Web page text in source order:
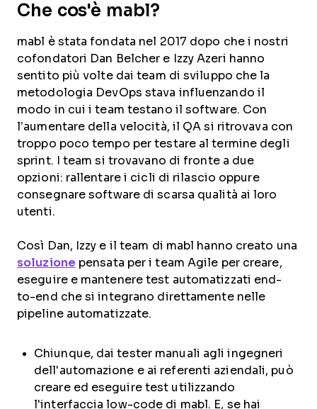
Che cos'è mabl?
mabl è stata fondata nel 2017 dopo che i nostri
cofondatori Dan Belcher e Izzy Azeri hanno
sentito più volte dai team di sviluppo che la
metodologia DevOps stava influenzando il
modo in cui i team testano il software. Con
l’aumentare della velocità, il QA si ritrovava con
troppo poco tempo per testare al termine degli
sprint. I team si trovavano di fronte a due
opzioni: rallentare i cicli di rilascio oppure
consegnare software di scarsa qualità ai loro
utenti.
Così Dan, Izzy e il team di mabl hanno creato una
soluzione pensata per i team Agile per creare,
eseguire e mantenere test automatizzati end-
to-end che si integrano direttamente nelle
pipeline automatizzate.
Chiunque, dai tester manuali agli ingegneri
dell'automazione e ai referenti aziendali, può
creare ed eseguire test utilizzando
l'interfaccia low-code di mabl. E, se hai